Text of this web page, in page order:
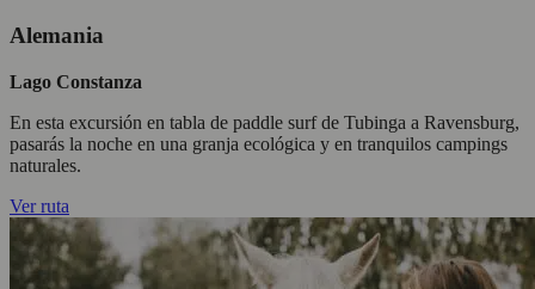
Alemania
Lago Constanza
En esta excursión en tabla de paddle surf de Tubinga a Ravensburg,
pasarás la noche en una granja ecológica y en tranquilos campings
naturales.
Ver ruta